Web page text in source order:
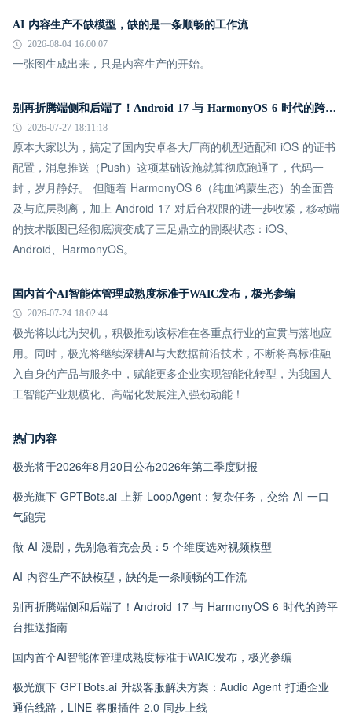
AI 内容生产不缺模型，缺的是一条顺畅的工作流
2026-08-04 16:00:07
一张图生成出来，只是内容生产的开始。
别再折腾端侧和后端了！Android 17 与 HarmonyOS 6 时代的跨平台推送指南
2026-07-27 18:11:18
原本大家以为，搞定了国内安卓各大厂商的机型适配和 iOS 的证书
配置，消息推送（Push）这项基础设施就算彻底跑通了，代码一
封，岁月静好。 但随着 HarmonyOS 6（纯血鸿蒙生态）的全面普
及与底层剥离，加上 Android 17 对后台权限的进一步收紧，移动端
的技术版图已经彻底演变成了三足鼎立的割裂状态：iOS、
Android、HarmonyOS。
国内首个AI智能体管理成熟度标准于WAIC发布，极光参编
2026-07-24 18:02:44
极光将以此为契机，积极推动该标准在各重点行业的宣贯与落地应
用。同时，极光将继续深耕AI与大数据前沿技术，不断将高标准融
入自身的产品与服务中，赋能更多企业实现智能化转型，为我国人
工智能产业规模化、高端化发展注入强劲动能！
热门内容
极光将于2026年8月20日公布2026年第二季度财报
极光旗下 GPTBots.ai 上新 LoopAgent：复杂任务，交给 AI 一口
气跑完
做 AI 漫剧，先别急着充会员：5 个维度选对视频模型
AI 内容生产不缺模型，缺的是一条顺畅的工作流
别再折腾端侧和后端了！Android 17 与 HarmonyOS 6 时代的跨平
台推送指南
国内首个AI智能体管理成熟度标准于WAIC发布，极光参编
极光旗下 GPTBots.ai 升级客服解决方案：Audio Agent 打通企业
通信线路，LINE 客服插件 2.0 同步上线